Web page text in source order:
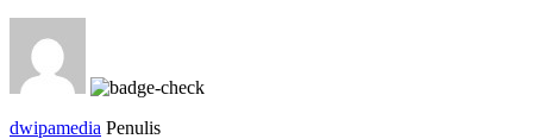
dwipamedia Penulis